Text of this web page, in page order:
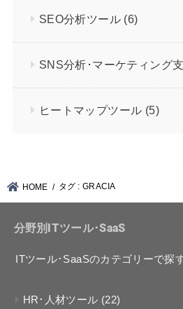
SEO分析ツール (6)
SNS分析･マーケティング
ヒートマップツール (5)
HOME タグ : GRACIA
分野別ITツール･SaaS
ITツール･SaaSのカテゴリーで探
HR･人材ツール (22)